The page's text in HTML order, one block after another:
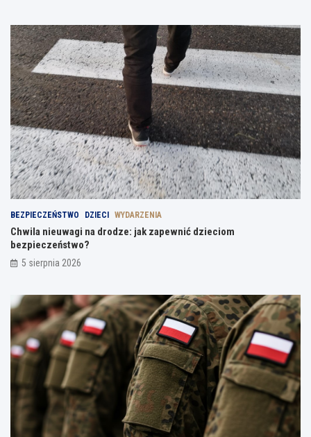
BEZPIECZEŃSTWO DZIECI WYDARZENIA
Chwila nieuwagi na drodze: jak zapewnić dzieciom
bezpieczeństwo?
5 sierpnia 2026